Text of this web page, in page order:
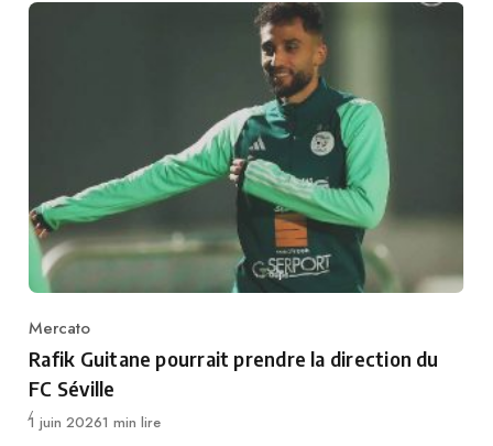
Category
Mercato
Rafik Guitane pourrait prendre la direction du
FC Séville
Publié
1 juin 20261 min lire